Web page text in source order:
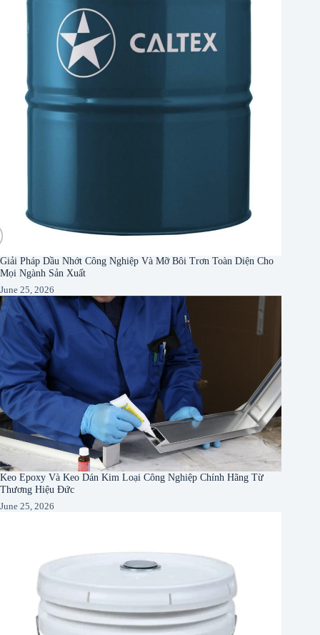
Giải Pháp Dầu Nhớt Công Nghiệp Và Mỡ Bôi Trơn Toàn Diện Cho
Mọi Ngành Sản Xuất
June 25, 2026
Keo Epoxy Và Keo Dán Kim Loại Công Nghiệp Chính Hãng Từ
Thương Hiệu Đức
June 25, 2026